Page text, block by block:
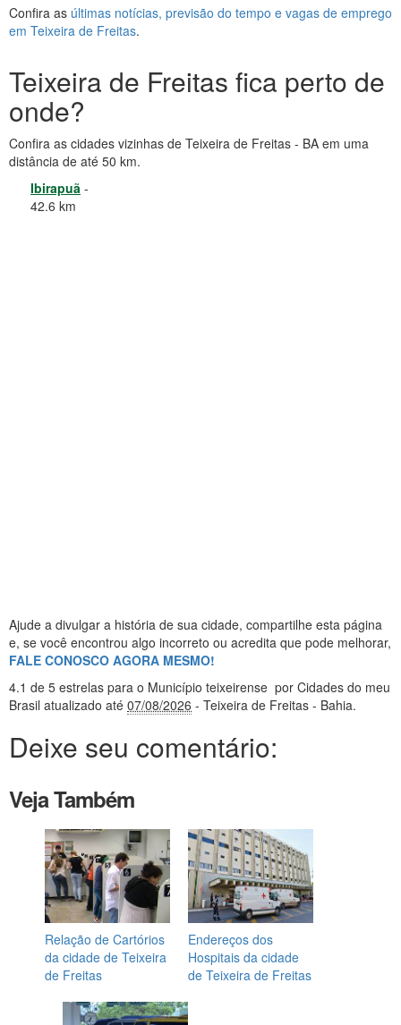
Confira as últimas notícias, previsão do tempo e vagas de emprego
em Teixeira de Freitas.
Teixeira de Freitas fica perto de
onde?
Confira as cidades vizinhas de Teixeira de Freitas - BA em uma
distância de até 50 km.
Ibirapuã -
42.6 km
Ajude a divulgar a história de sua cidade, compartilhe esta página
e, se você encontrou algo incorreto ou acredita que pode melhorar,
FALE CONOSCO AGORA MESMO!
4.1 de 5 estrelas para o Município teixeirense por Cidades do meu
Brasil atualizado até 07/08/2026 - Teixeira de Freitas - Bahia.
Deixe seu comentário:
Veja Também
Relação de Cartórios
da cidade de Teixeira
de Freitas
Endereços dos
Hospitais da cidade
de Teixeira de Freitas